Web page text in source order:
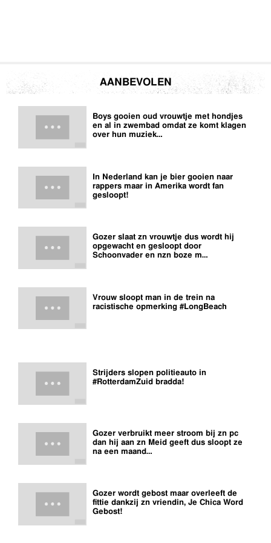
AANBEVOLEN
Boys gooien oud vrouwtje met hondjes
en al in zwembad omdat ze komt klagen
over hun muziek…
In Nederland kan je bier gooien naar
rappers maar in Amerika wordt fan
gesloopt!
Gozer slaat zn vrouwtje dus wordt hij
opgewacht en gesloopt door
Schoonvader en nzn boze m…
Vrouw sloopt man in de trein na
racistische opmerking #LongBeach
Strijders slopen politieauto in
#RotterdamZuid bradda!
Gozer verbruikt meer stroom bij zn pc
dan hij aan zn Meid geeft dus sloopt ze
na een maand…
Gozer wordt gebost maar overleeft de
fittie dankzij zn vriendin, Je Chica Word
Gebost!